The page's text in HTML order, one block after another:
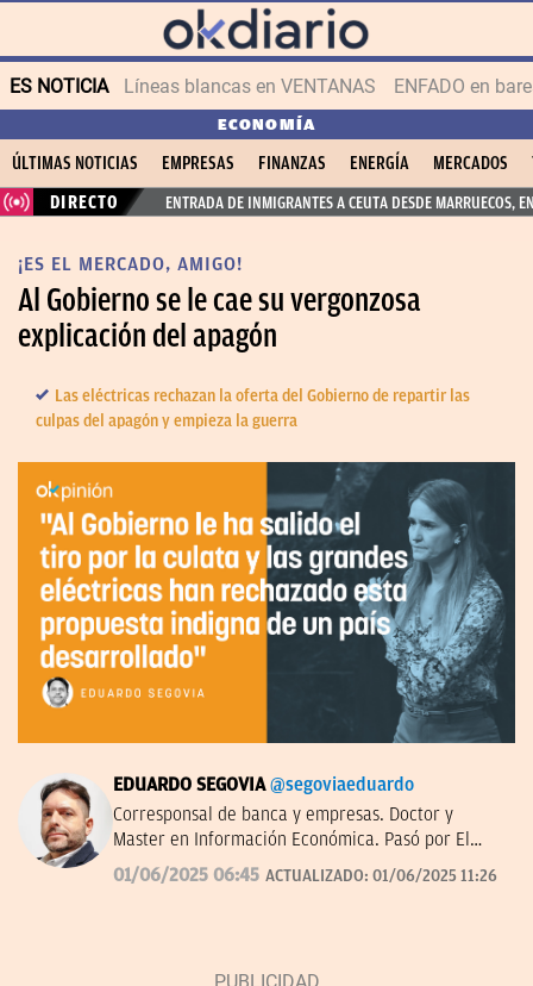
ES NOTICIA Líneas blancas en VENTANAS ENFADO en
ECONOMÍA
ÚLTIMAS NOTICIAS EMPRESAS FINANZAS ENERGÍA MERCADOS
DIRECTO
ENTRADA DE INMIGRANTES A CEUTA DESDE MARRUECOS,
¡ES EL MERCADO, AMIGO!
Al Gobierno se le cae su vergonzosa
explicación del apagón
Las eléctricas rechazan la oferta del Gobierno de repartir las
culpas del apagón y empieza la guerra
EDUARDO SEGOVIA @segoviaeduardo
Corresponsal de banca y empresas. Doctor y
Master en Información Económica. Pasó por El
Confidencial y dirigió Bolsamanía. Autor de ‘De los
Borbones a los Botines’.
01/06/2025 06:45 ACTUALIZADO: 01/06/2025 11:26